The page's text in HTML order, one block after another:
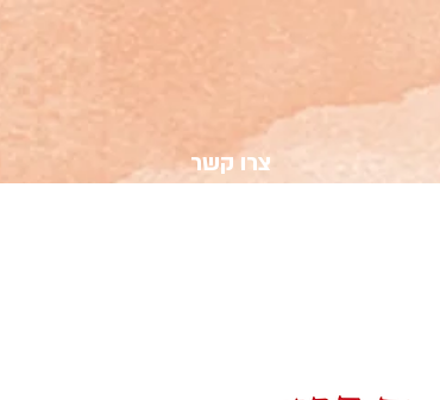
צרו קשר